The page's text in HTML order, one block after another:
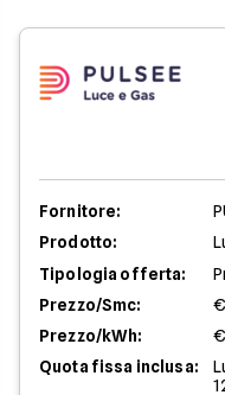
Fornitore:
Prodotto:
Tipologia offerta:
Prezzo/Smc:
Prezzo/kWh:
Quota fissa inclusa: